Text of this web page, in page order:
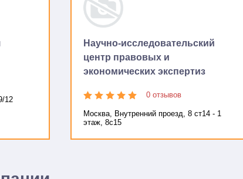
12
Научно-исследовательский
центр правовых и
экономических экспертиз
0 отзывов
Москва, Внутренний проезд, 8 ст14 - 1
этаж, 8с15